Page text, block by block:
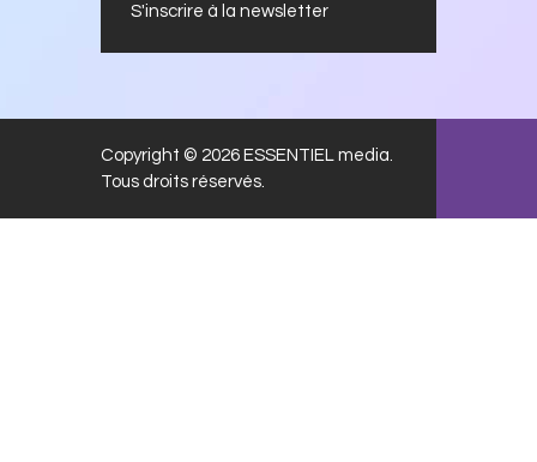
S'inscrire à la newsletter
Copyright © 2026 ESSENTIEL media.
Tous droits réservés.